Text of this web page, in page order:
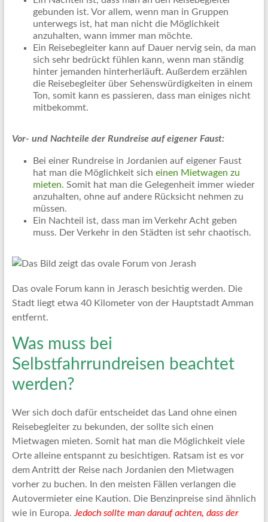
gebunden ist. Vor allem, wenn man in Gruppen
unterwegs ist, hat man nicht die Möglichkeit
anzuhalten, wann immer man möchte.
Ein Reisebegleiter kann auf Dauer nervig sein, da man
sich sehr bedrückt fühlen kann, wenn man ständig
hinter jemanden hinterherläuft. Außerdem erzählen
die Reisebegleiter über Sehenswürdigkeiten in einem
Ton, somit kann es passieren, dass man einiges nicht
mitbekommt.
Vor- und Nachteile der Rundreise auf eigener Faust:
Bei einer Rundreise in Jordanien auf eigener Faust
hat man die Möglichkeit sich einen Mietwagen zu
mieten. Somit hat man die Gelegenheit immer wieder
anzuhalten, ohne auf andere Rücksicht nehmen zu
müssen.
Ein Nachteil ist, dass man im Verkehr Acht geben
muss. Der Verkehr in den Städten ist sehr chaotisch.
Das ovale Forum kann in Jerasch besichtig werden. Die
Stadt liegt etwa 40 Kilometer von der Hauptstadt Amman
entfernt.
Was muss bei
Selbstfahrrundreisen beachtet
werden?
Wer sich doch dafür entscheidet das Land ohne einen
Reisebegleiter zu bekunden, der sollte sich einen
Mietwagen mieten. Somit hat man die Möglichkeit viele
Orte alleine entspannt zu besichtigen. Ratsam ist es vor
dem Antritt der Reise nach Jordanien den Mietwagen
vorher zu buchen. In den meisten Fällen verlangen die
Autovermieter eine Kaution. Die Benzinpreise sind ähnlich
wie in Europa. Jedoch sollte man darauf achten, dass der